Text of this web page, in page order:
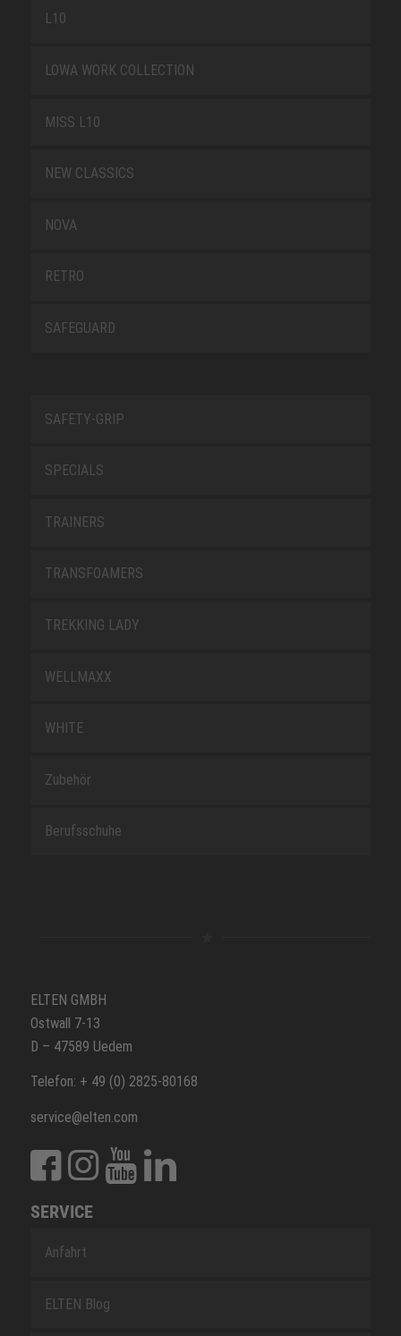
L10
LOWA WORK COLLECTION
MISS L10
NEW CLASSICS
NOVA
RETRO
SAFEGUARD
SAFETY-GRIP
SPECIALS
TRAINERS
TRANSFOAMERS
TREKKING LADY
WELLMAXX
WHITE
Zubehör
Berufsschuhe
ELTEN GMBH
Ostwall 7-13
D – 47589 Uedem
Telefon: + 49 (0) 2825-80168
service@elten.com
SERVICE
Anfahrt
ELTEN Blog